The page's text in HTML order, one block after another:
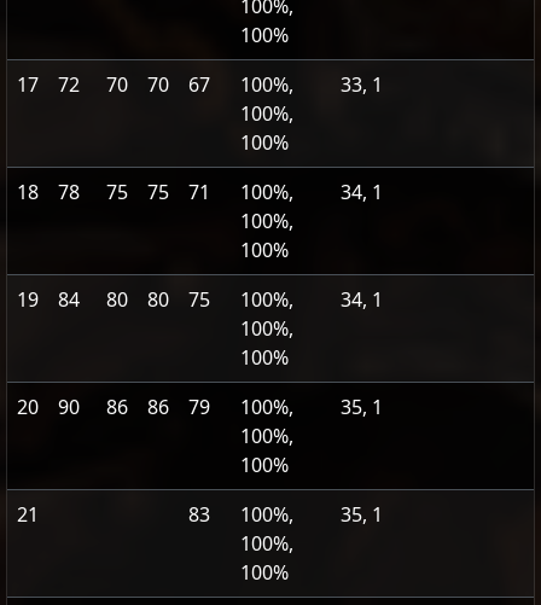
100%,
100%
17 72 70 70 67
100%,
100%,
100%
33, 1
18 78 75 75 71
100%,
100%,
100%
34, 1
19 84 80 80 75
100%,
100%,
100%
34, 1
20 90 86 86 79
100%,
100%,
100%
35, 1
21 83
100%,
100%,
100%
35, 1